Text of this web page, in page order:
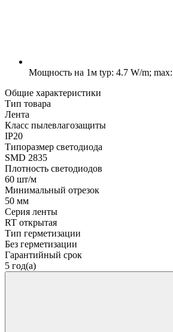
Мощность на 1м typ: 4.7 W/m;
Общие характеристики
Тип товара
Лента
Класс пылевлагозащиты
IP20
Типоразмер светодиода
SMD 2835
Плотность светодиодов
60 шт/м
Минимальный отрезок
50 мм
Серия ленты
RT открытая
Тип герметизации
Без герметизации
Гарантийный срок
5 год(а)